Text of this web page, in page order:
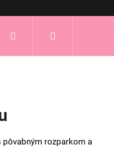
Prihlásenie
pôvabným rozparkom a